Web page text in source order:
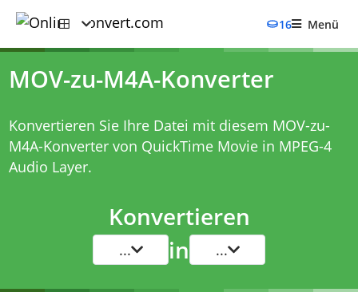
16 Menü
MOV-zu-M4A-Konverter
Konvertieren Sie Ihre Datei mit diesem MOV-zu-
M4A-Konvertervon QuickTime Movie in MPEG-4
Audio Layer.
Konvertieren
... in ...